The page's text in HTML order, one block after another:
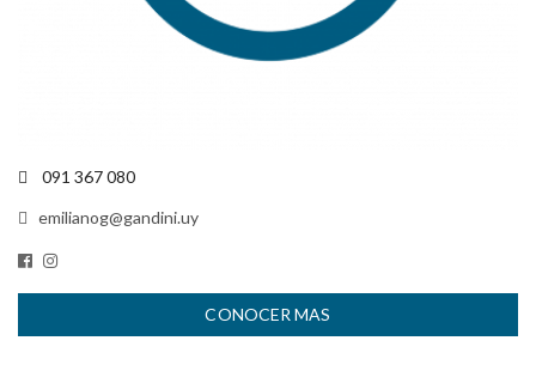
091 367 080
emilianog@gandini.uy
CONOCER MAS